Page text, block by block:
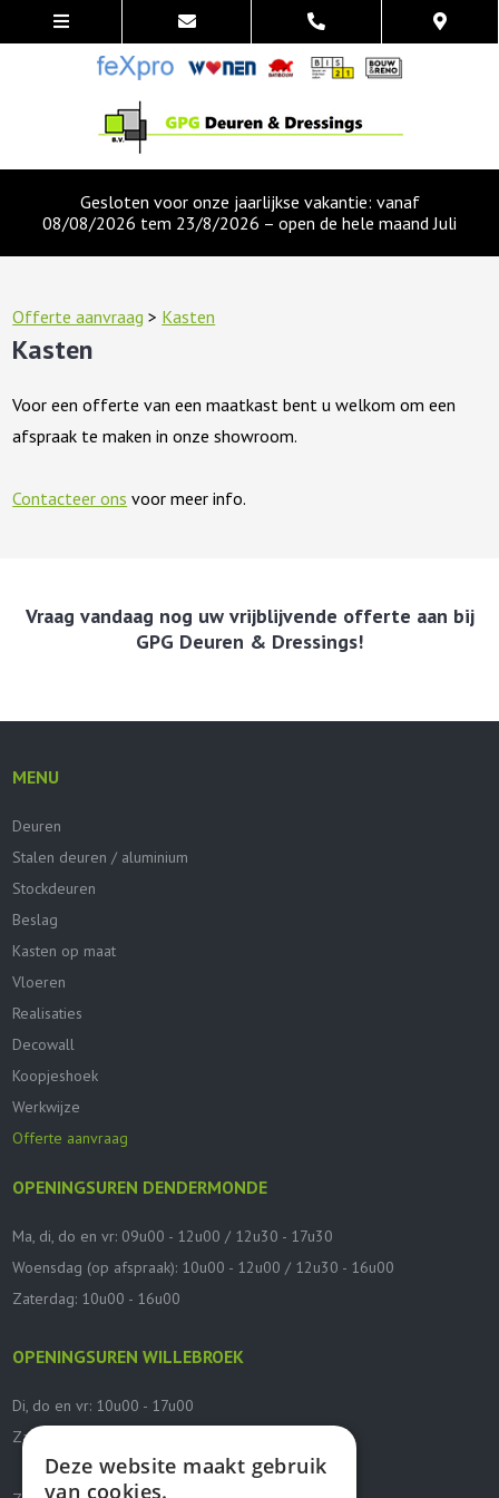
Gesloten voor onze jaarlijkse vakantie: vanaf
08/08/2026 tem 23/8/2026 – open de hele maand Juli
Offerte aanvraag > Kasten
Kasten
Voor een offerte van een maatkast bent u welkom om een
afspraak te maken in onze showroom.
Contacteer ons voor meer info.
Vraag vandaag nog uw vrijblijvende offerte aan bij
GPG Deuren & Dressings!
MENU
Deuren
Stalen deuren / aluminium
Stockdeuren
Beslag
Kasten op maat
Vloeren
Realisaties
Decowall
Koopjeshoek
Werkwijze
Offerte aanvraag
OPENINGSUREN DENDERMONDE
Ma, di, do en vr: 09u00 - 12u00 / 12u30 - 17u30
Woensdag (op afspraak): 10u00 - 12u00 / 12u30 - 16u00
Zaterdag: 10u00 - 16u00
OPENINGSUREN WILLEBROEK
Di, do en vr: 10u00 - 17u00
Zaterdag: 10u00 - 16u00
Deze website maakt gebruik
van cookies.